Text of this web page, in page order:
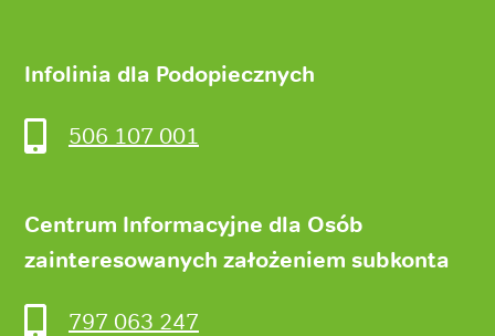
Infolinia dla Podopiecznych
506 107 001
Centrum Informacyjne dla Osób
zainteresowanych założeniem subkonta
797 063 247